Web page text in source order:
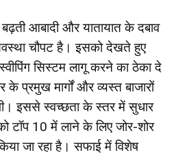
बढ़ती आबादी और यातायात के दबाव
चौपट है। इसको देखते हुए
सिस्टम लागू करने का ठेका दे
प्रमुख मार्गों और व्यस्त बाजारों
इससे स्वच्छता के स्तर में सुधार
टॉप 10 में लाने के लिए जोर-शोर
जा रहा है। सफाई में विशेष